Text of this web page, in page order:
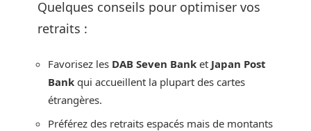
Quelques conseils pour optimiser vos
retraits :
Favorisez les DAB Seven Bank et Japan Post
Bank qui accueillent la plupart des cartes
étrangères.
Préférez des retraits espacés mais de montants